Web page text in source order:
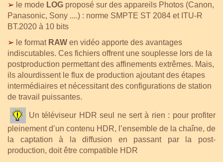
➢ le mode LOG proposé sur des appareils Photos (Canon,
Panasonic, Sony ....) : norme SMPTE ST 2084 et ITU-R
BT.2020 à 10 bits
➢ le format RAW en vidéo apporte des avantages
indiscutables. Ces fichiers offrent une souplesse lors de la
postproduction permettant des affinements extrêmes. Mais,
ils alourdissent le flux de production ajoutant des étapes
intermédiaires et nécessitant des configurations de station
de travail puissantes.
Un téléviseur HDR seul ne sert à rien : pour profiter
pleinement d’un contenu HDR, l’ensemble de la chaîne, de
la captation à la diffusion en passant par la post-
production, doit être compatible HDR